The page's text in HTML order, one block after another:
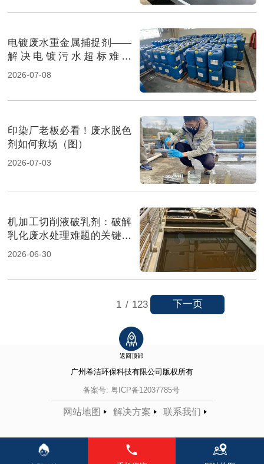
电镀废水重金属捕捉剂——
解决电镀污水超标难题
（图）
2026-07-08
印染厂老板必看！废水脱色
剂如何救场（图）
2026-07-03
机加工切削液破乳剂：破解
乳化废水处理难题的关键一
招（图）
2026-06-30
1 / 123 下一页
返回顶部
广州希洁环保科技有限公司 版权所有
备案号: 粤ICP备12037785号
网站地图 解决方案 联系我们